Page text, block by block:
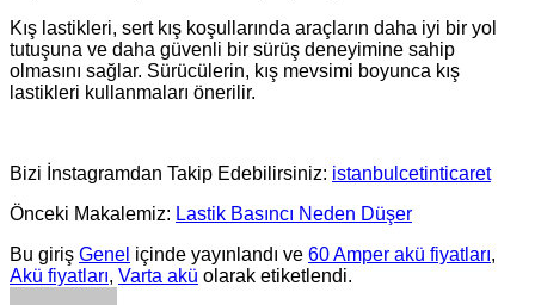
Kış lastikleri, sert kış koşullarında araçların daha iyi bir yol
tutuşuna ve daha güvenli bir sürüş deneyimine sahip
olmasını sağlar. Sürücülerin, kış mevsimi boyunca kış
lastikleri kullanmaları önerilir.
Bizi İnstagramdan Takip Edebilirsiniz: istanbulcetinticaret
Önceki Makalemiz: Lastik Basıncı Neden Düşer
Bu giriş Genel içinde yayınlandı ve 60 Amper akü fiyatları,
Akü fiyatları, Varta akü olarak etiketlendi.